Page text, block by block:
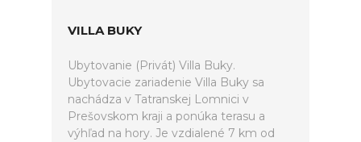
VILLA BUKY
Ubytovanie (Privát) Villa Buky.
Ubytovacie zariadenie Villa Buky sa
nachádza v Tatranskej Lomnici v
Prešovskom kraji a ponúka terasu a
výhľad na hory. Je vzdialené 7 km od